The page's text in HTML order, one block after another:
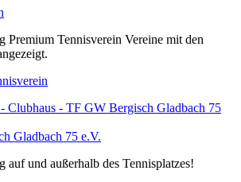
Premium Tennisverein Vereine mit den
Gladbach 75 e.V.
auf und außerhalb des Tennisplatzes!